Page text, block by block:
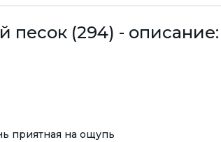
(294) - описание:
приятная на ощупь